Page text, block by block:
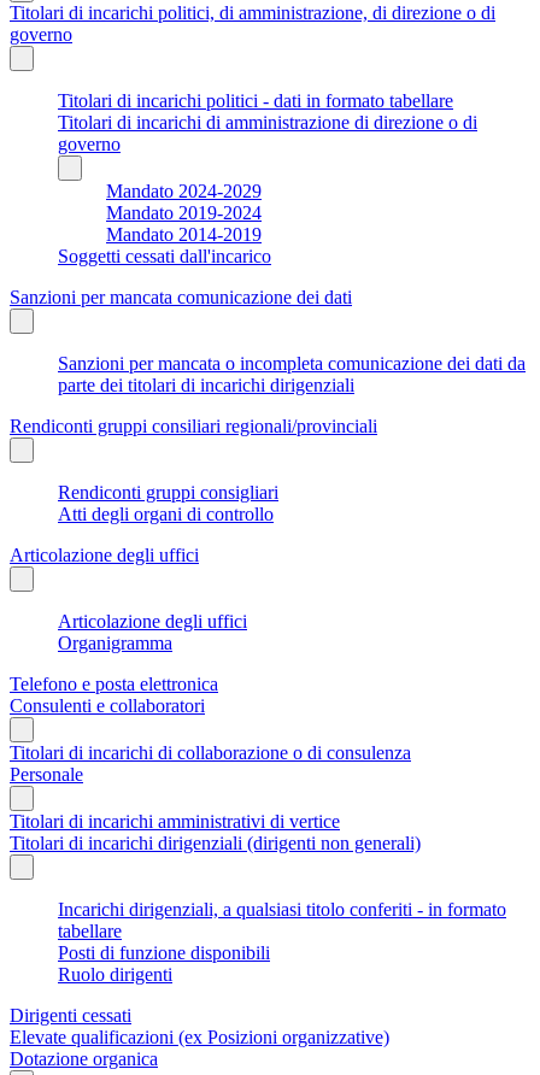
Titolari di incarichi politici, di amministrazione, di direzione o di
governo
Titolari di incarichi politici - dati in formato tabellare
Titolari di incarichi di amministrazione di direzione o di
governo
Mandato 2024-2029
Mandato 2019-2024
Mandato 2014-2019
Soggetti cessati dall'incarico
Sanzioni per mancata comunicazione dei dati
Sanzioni per mancata o incompleta comunicazione dei dati da
parte dei titolari di incarichi dirigenziali
Rendiconti gruppi consiliari regionali/provinciali
Rendiconti gruppi consigliari
Atti degli organi di controllo
Articolazione degli uffici
Articolazione degli uffici
Organigramma
Telefono e posta elettronica
Consulenti e collaboratori
Titolari di incarichi di collaborazione o di consulenza
Personale
Titolari di incarichi amministrativi di vertice
Titolari di incarichi dirigenziali (dirigenti non generali)
Incarichi dirigenziali, a qualsiasi titolo conferiti - in formato
tabellare
Posti di funzione disponibili
Ruolo dirigenti
Dirigenti cessati
Elevate qualificazioni (ex Posizioni organizzative)
Dotazione organica